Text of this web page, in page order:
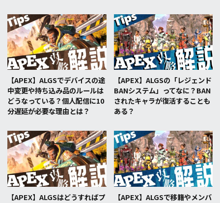
【APEX】ALGSでデバイスの途
中変更や持ち込み品のルールは
どうなっている？個人配信に10
分遅延が必要な理由とは？
【APEX】ALGSの「レジェンド
BANシステム」ってなに？BAN
されたキャラが復活することも
ある？
【APEX】ALGSはどうすればプ
【APEX】ALGSで移籍やメンバ